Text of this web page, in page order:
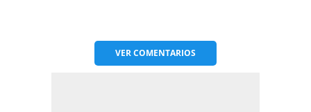
VERCOMENTARIOS